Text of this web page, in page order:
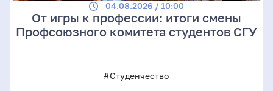
04.08.2026 / 10:00
От игры к профессии: итоги смены
Профсоюзного комитета студентов СГУ
#Студенчество